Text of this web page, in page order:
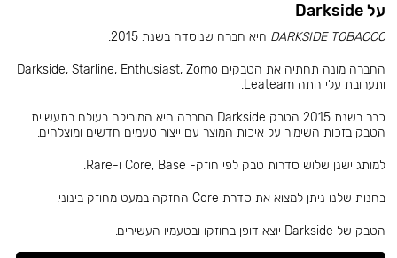
על Darkside
DARKSIDE TOBACCO היא חברה שנוסדה בשנת 2015.
החברה מונה תחתיה את הטבקים Darkside, Starline, Enthusiast, Zomo
ותערובת עלי התה Leateam.
כבר בשנת 2015 הטבק Darkside החברה היא המובילה בעולם בתעשיית
הטבק בזכות השימור על איכות המוצר עם ייצור טעמים חדשים ומוצלחים.
למותג ישנן שלוש סדרות טבק לפי חוזק- Core, Base ו-Rare.
בחנות שלנו ניתן למצוא את סדרת Core החזקה במעט מחוזק בינוני.
הטבק של Darkside יוצא דופן בחוזקו ובטעמיו העשירים.